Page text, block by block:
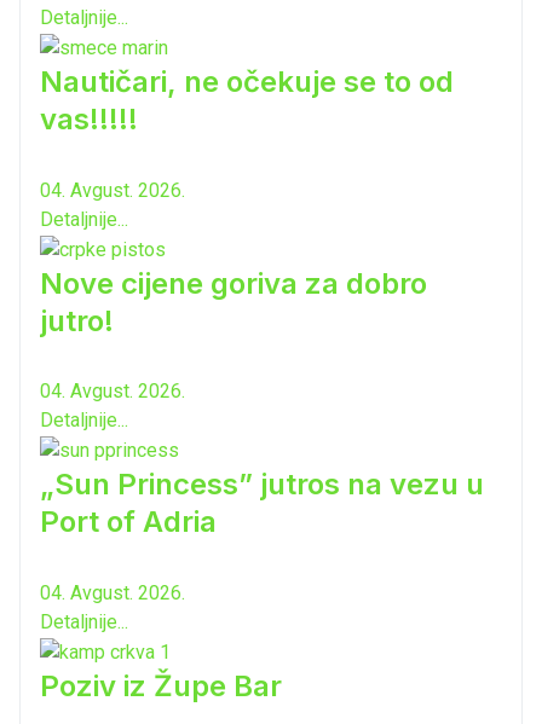
Detaljnije...
Nautičari, ne očekuje se to od
vas!!!!!
04. Avgust. 2026.
Detaljnije...
Nove cijene goriva za dobro
jutro!
04. Avgust. 2026.
Detaljnije...
„Sun Princess” jutros na vezu u
Port of Adria
04. Avgust. 2026.
Detaljnije...
Poziv iz Župe Bar